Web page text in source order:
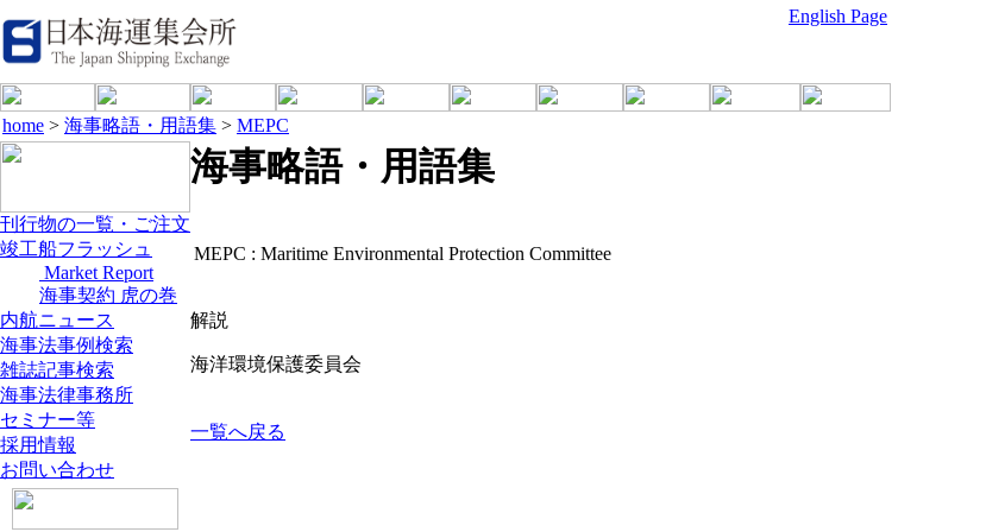
English Page
home > 海事略語・用語集 > MEPC
刊行物の一覧・ご注文
竣工船フラッシュ
Market Report
海事契約 虎の巻
内航ニュース
海事法事例検索
雑誌記事検索
海事法律事務所
セミナー等
採用情報
お問い合わせ
海事略語・用語集
MEPC : Maritime Environmental Protection Committee
解説
海洋環境保護委員会
一覧へ戻る